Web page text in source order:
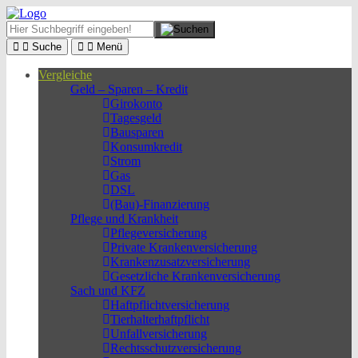
Suche Menü
Vergleiche
Geld – Sparen – Kredit
Girokonto
Tagesgeld
Bausparen
Konsumkredit
Strom
Gas
DSL
(Bau)-Finanzierung
Pflege und Krankheit
Pflegeversicherung
Private Krankenversicherung
Krankenzusatzversicherung
Gesetzliche Krankenversicherung
Sach und KFZ
Haftpflichtversicherung
Tierhalterhaftpflicht
Unfallversicherung
Rechtsschutzversicherung